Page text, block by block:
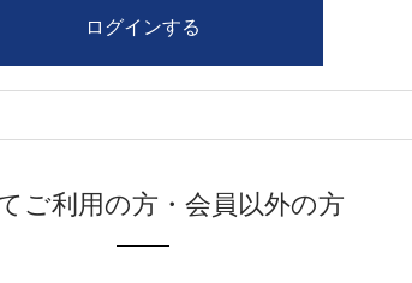
ご利用の方・会員以外の方